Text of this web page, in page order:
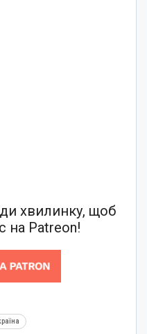
хвилинку, щоб
на Patreon!